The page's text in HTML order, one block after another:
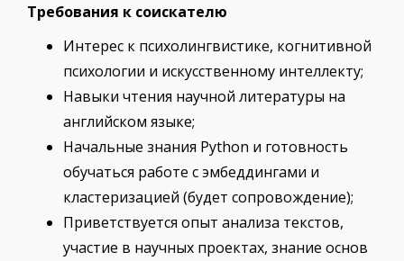
Требования к соискателю
Интерес к психолингвистике, когнитивной
психологии и искусственному интеллекту;
Навыки чтения научной литературы на
английском языке;
Начальные знания Python и готовность
обучаться работе с эмбеддингами и
кластеризацией (будет сопровождение);
Приветствуется опыт анализа текстов,
участие в научных проектах, знание основ